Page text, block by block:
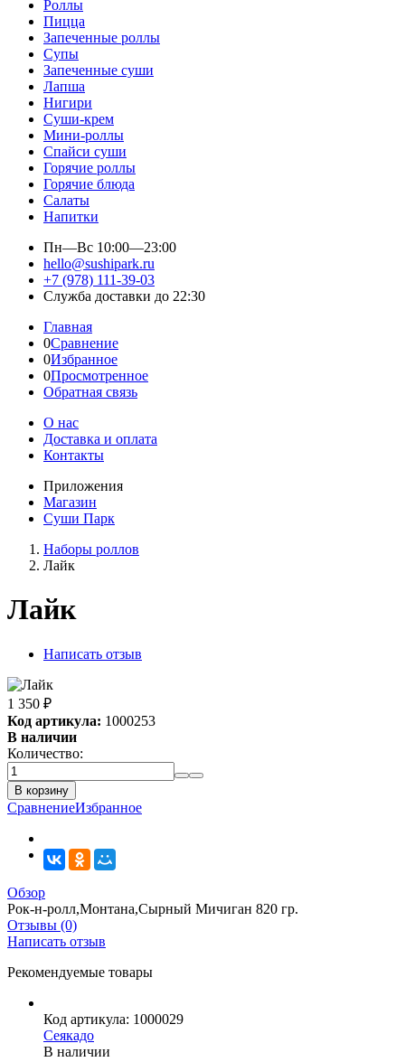
Роллы
Пицца
Запеченные роллы
Супы
Запеченные суши
Лапша
Нигири
Суши-крем
Мини-роллы
Спайси суши
Горячие роллы
Горячие блюда
Салаты
Напитки
Пн—Вс 10:00—23:00
hello@sushipark.ru
+7 (978) 111-39-03
Служба доставки до 22:30
Главная
0Сравнение
0Избранное
0Просмотренное
Обратная связь
О нас
Доставка и оплата
Контакты
Приложения
Магазин
Суши Парк
Наборы роллов
Лайк
Лайк
Написать отзыв
1 350 ₽
Код артикула: 1000253
В наличии
Количество:
В корзину
СравнениеИзбранное
Обзор
Рок-н-ролл,Монтана,Сырный Мичиган 820 гр.
Отзывы (0)
Написать отзыв
Рекомендуемые товары
Код артикула: 1000029
Сеякадо
В наличии